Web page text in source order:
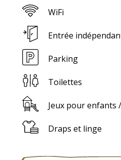
WiFi
Entrée
Parking
Toilettes
Jeux pour enfants
Draps et linge